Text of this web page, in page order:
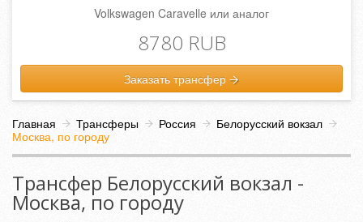
Главная Трансферы Россия
Белорусский вокзал
Москва, по городу
Трансфер Белорусский вокзал -
Москва, по городу
Volkswagen Caravelle или аналог
8780 RUB
Заказать трансфер